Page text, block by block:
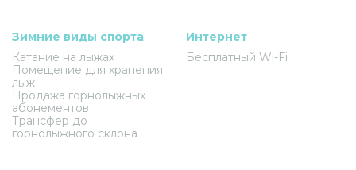
Зимние виды спорта
Катание на лыжах
Помещение для хранения
лыж
Продажа горнолыжных
абонементов
Трансфер до
горнолыжного склона
Интернет
Бесплатный Wi-Fi